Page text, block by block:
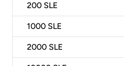
200 SLE
1000 SLE
2000 SLE